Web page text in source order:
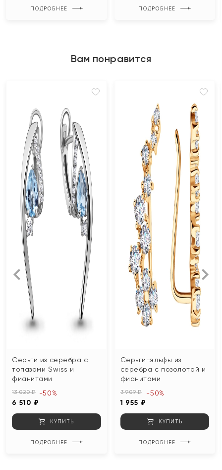
ПОДРОБНЕЕ ПОДРОБНЕЕ
Вам понравится
Серьги из серебра с
топазами Swiss и
фианитами
13 020 ₽
6 510 ₽
-50%
КУПИТЬ
ПОДРОБНЕЕ
Серьги-эльфы из
серебра с позолотой и
фианитами
3 909 ₽
1 955 ₽
-50%
КУПИТЬ
ПОДРОБНЕЕ